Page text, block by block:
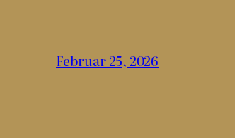
Februar 25, 2026